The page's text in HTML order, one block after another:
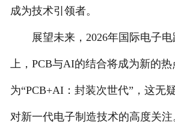
成为技术引领者。
展望未来，2026年国际电子电
上，PCB与AI的结合将成为新的
为“PCB+AI：封装次世代”，这无
对新一代电子制造技术的高度关